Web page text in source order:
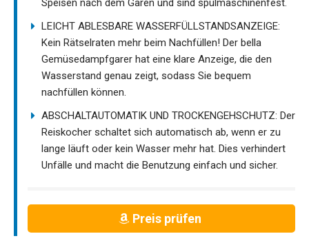
Speisen nach dem Garen und sind spülmaschinenfest.
LEICHT ABLESBARE WASSERFÜLLSTANDSANZEIGE:
Kein Rätselraten mehr beim Nachfüllen! Der bella
Gemüsedampfgarer hat eine klare Anzeige, die den
Wasserstand genau zeigt, sodass Sie bequem
nachfüllen können.
ABSCHALTAUTOMATIK UND TROCKENGEHSCHUTZ: Der
Reiskocher schaltet sich automatisch ab, wenn er zu
lange läuft oder kein Wasser mehr hat. Dies verhindert
Unfälle und macht die Benutzung einfach und sicher.
Preis prüfen